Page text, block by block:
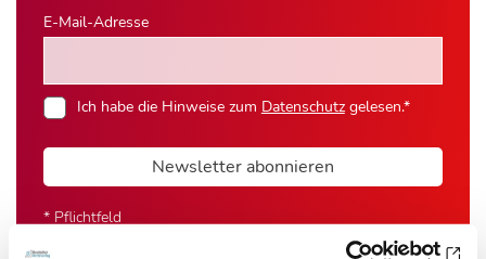
E-Mail-Adresse
Ich habe die Hinweise zum Datenschutzgelesen.*
Newsletter abonnieren
* Pflichtfeld